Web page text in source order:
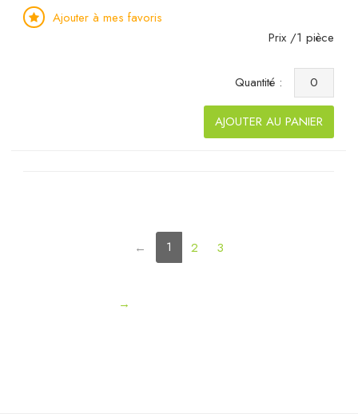
Ajouter à mes favoris
Prix /1 pièce
Quantité :
AJOUTER AU PANIER
← 1 (current)
2 3
→